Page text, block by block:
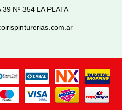
Nº 354 LA PLATA